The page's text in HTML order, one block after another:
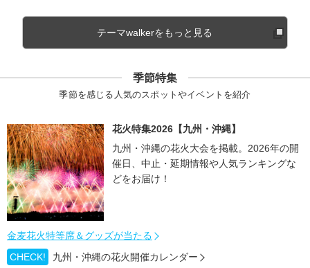
テーマwalkerをもっと見る
季節特集
季節を感じる人気のスポットやイベントを紹介
花火特集2026【九州・沖縄】
九州・沖縄の花火大会を掲載。2026年の開
催日、中止・延期情報や人気ランキングな
どをお届け！
金麦花火特等席＆グッズが当たる
CHECK!
九州・沖縄の花火開催カレンダー